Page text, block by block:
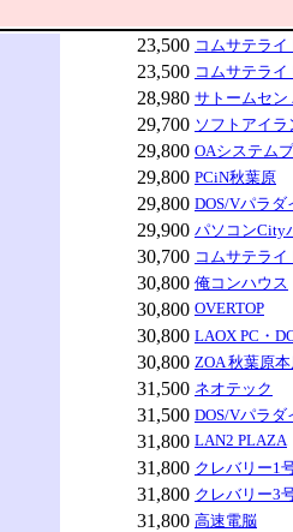
23,500 コムサテライ
23,500 コムサテライ
28,980 サトームセン
29,700 ソフトアイ
29,800 OAシステム
29,800 PCiN秋葉原
29,800 DOS/Vパラダ
29,900 パソコンCity
30,700 コムサテライ
30,800 俺コンハウス
30,800 OVERTOP
30,800 LAOX PC・
30,800 ZOA 秋葉原
31,500 ネオテック
31,500 DOS/Vパラダ
31,800 LAN2 PLAZA
31,800 クレバリー1
31,800 クレバリー3
31,800 高速電脳